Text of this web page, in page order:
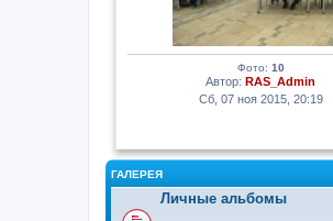
Фото: 10
Автор: RAS_Admin
Сб, 07 ноя 2015, 20:19
ГАЛЕРЕЯ
Личные альбомы